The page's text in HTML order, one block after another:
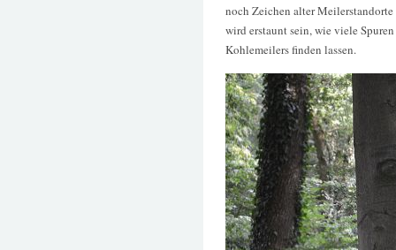
noch Zeichen alter
wird erstaunt sein, wie viele
Kohlemeilers finden lassen.